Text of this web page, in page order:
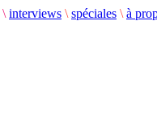
\ interviews \ spéciales \ à